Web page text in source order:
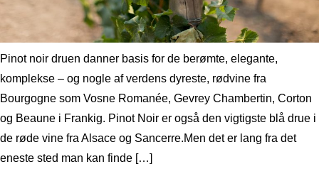
Pinot noir druen danner basis for de berømte, elegante,
komplekse – og nogle af verdens dyreste, rødvine fra
Bourgogne som Vosne Romanée, Gevrey Chambertin, Corton
og Beaune i Frankig. Pinot Noir er også den vigtigste blå drue i
de røde vine fra Alsace og Sancerre.Men det er lang fra det
eneste sted man kan finde […]